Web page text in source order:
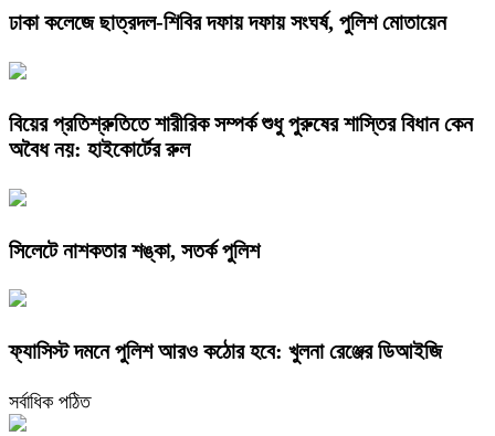
ঢাকা কলেজে ছাত্রদল-শিবির দফায় দফায় সংঘর্ষ, পুলিশ মোতায়েন
বিয়ের প্রতিশ্রুতিতে শারীরিক সম্পর্ক শুধু পুরুষের শাস্তির বিধান কেন
অবৈধ নয়: হাইকোর্টের রুল
সিলেটে নাশকতার শঙ্কা, সতর্ক পুলিশ
ফ্যাসিস্ট দমনে পুলিশ আরও কঠোর হবে: খুলনা রেঞ্জের ডিআইজি
সর্বাধিক পঠিত